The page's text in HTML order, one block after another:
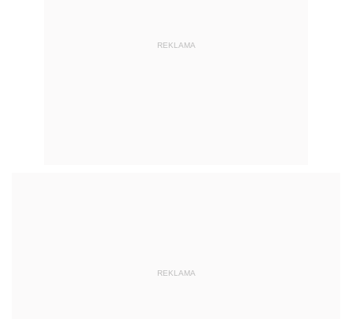
REKLAMA
REKLAMA